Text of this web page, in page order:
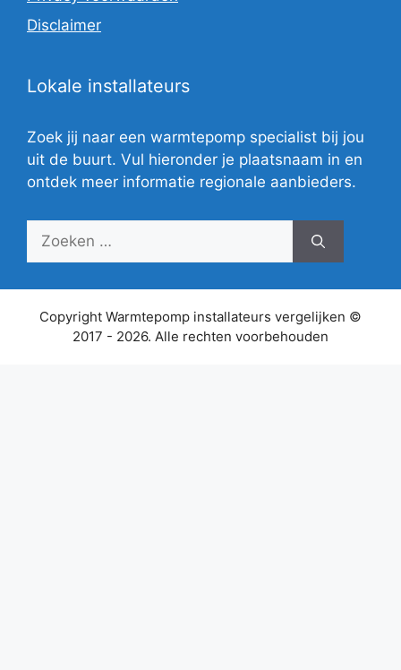
Disclaimer
Lokale installateurs
Zoek jij naar een warmtepomp specialist bij jou
uit de buurt. Vul hieronder je plaatsnaam in en
ontdek meer informatie regionale aanbieders.
Zoek
Copyright Warmtepomp installateurs vergelijken ©
2017 - 2026. Alle rechten voorbehouden